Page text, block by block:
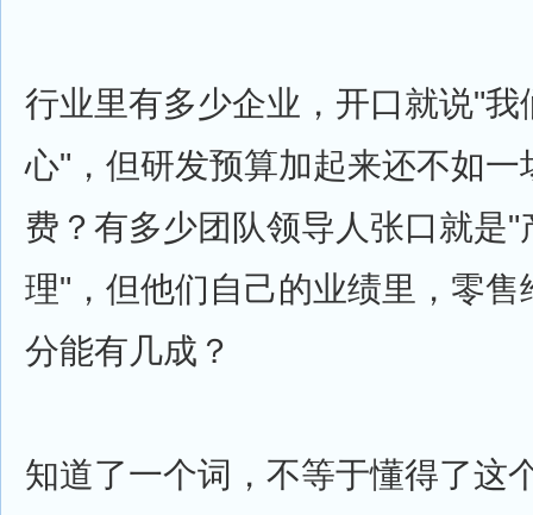
行业里有多少企业，开口就说"我
心"，但研发预算加起来还不如一
费？有多少团队领导人张口就是
理"，但他们自己的业绩里，零
分能有几成？
知道了一个词，不等于懂得了这